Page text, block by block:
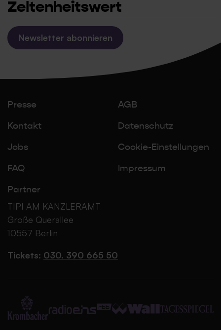
Zeltenheitswert
Newsletter abonnieren
Presse
Kontakt
Jobs
FAQ
Partner
AGB
Datenschutz
Cookie-Einstellungen
Impressum
TIPI AM KANZLERAMT
Große Querallee
10557 Berlin
Tickets: 030. 390 665 50